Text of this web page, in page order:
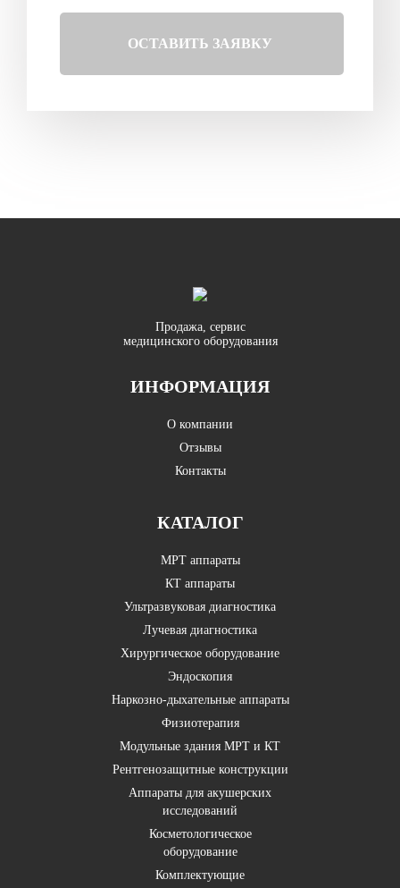
ОСТАВИТЬ ЗАЯВКУ
Продажа, сервис
медицинского оборудования
ИНФОРМАЦИЯ
О компании
Отзывы
Контакты
КАТАЛОГ
МРТ аппараты
КТ аппараты
Ультразвуковая диагностика
Лучевая диагностика
Хирургическое оборудование
Эндоскопия
Наркозно-дыхательные аппараты
Физиотерапия
Модульные здания МРТ и КТ
Рентгенозащитные конструкции
Аппараты для акушерских
исследований
Косметологическое
оборудование
Комплектующие